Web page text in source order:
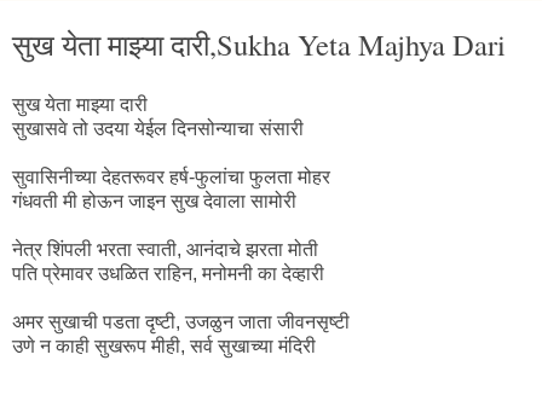
सुख येता माझ्या दारी,Sukha Yeta Majhya Dari
सुख येता माझ्या दारी
सुखासवे तो उदया येईल दिनसोन्याचा संसारी
सुवासिनीच्या देहतरूवर हर्ष-फुलांचा फुलता मोहर
गंधवती मी होऊन जाइन सुख देवाला सामोरी
नेत्र शिंपली भरता स्वाती, आनंदाचे झरता मोती
पति प्रेमावर उधळित राहिन, मनोमनी का देव्हारी
अमर सुखाची पडता दृष्टी, उजळुन जाता जीवनसृष्टी
उणे न काही सुखरूप मीही, सर्व सुखाच्या मंदिरी